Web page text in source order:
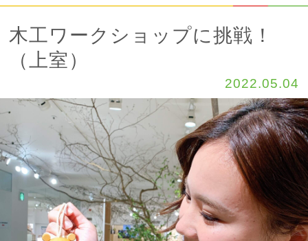
木工ワークショップに挑戦！
（上室）
2022.05.04